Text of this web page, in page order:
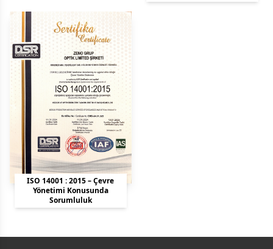
ISO 14001 : 2015 – Çevre
Yönetimi Konusunda
Sorumluluk